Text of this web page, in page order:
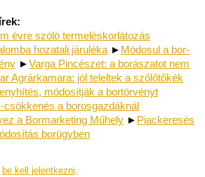
évre szóló termeléskorlátozás
hozatali járuléka ► Módosul a bor-
►Varga Pincészet: a borászatot nem
Agrárkamara: jól teleltek a szőlőtőkék
módosítják a bortörvényt
a borosgazdáknál
a Bormarketing Műhely ► Piackeresés
borügyben
be kell jelentkezni.